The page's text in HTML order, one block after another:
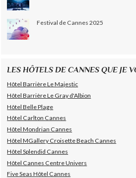
Festival de Cannes 2025
LES HÔTELS DE CANNES QUE JE
Hôtel Barrière Le Majestic
Hôtel Barrière Le Gray d'Albion
Hôtel Belle Plage
Hôtel Carlton Cannes
Hôtel Mondrian Cannes
Hôtel MGallery Croisette Beach Cannes
Hôtel Splendid Cannes
Hôtel Cannes Centre Univers
Five Seas Hôtel Cannes